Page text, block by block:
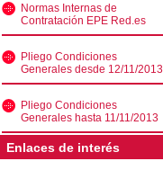
Normas Internas de
Contratación EPE Red.es
Pliego Condiciones
Generales desde 12/11/2013
Pliego Condiciones
Generales hasta 11/11/2013
Enlaces de interés